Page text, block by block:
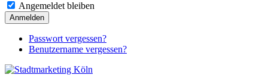
Angemeldet bleiben
Anmelden
Passwort vergessen?
Benutzername vergessen?